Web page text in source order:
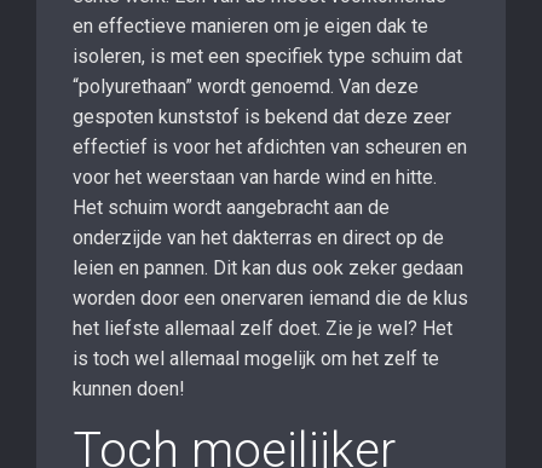
en effectieve manieren om je eigen dak te
isoleren, is met een specifiek type schuim dat
“polyurethaan” wordt genoemd. Van deze
gespoten kunststof is bekend dat deze zeer
effectief is voor het afdichten van scheuren en
voor het weerstaan ​​van harde wind en hitte.
Het schuim wordt aangebracht aan de
onderzijde van het dakterras en direct op de
leien en pannen. Dit kan dus ook zeker gedaan
worden door een onervaren iemand die de klus
het liefste allemaal zelf doet. Zie je wel? Het
is toch wel allemaal mogelijk om het zelf te
kunnen doen!
Toch moeilijker